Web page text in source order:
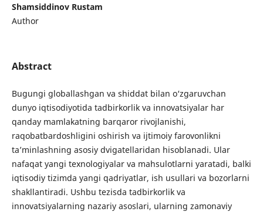
Shamsiddinov Rustam
Author
Abstract
Bugungi globallashgan va shiddat bilan o‘zgaruvchan
dunyo iqtisodiyotida tadbirkorlik va innovatsiyalar har
qanday mamlakatning barqaror rivojlanishi,
raqobatbardoshligini oshirish va ijtimoiy farovonlikni
ta’minlashning asosiy dvigatellaridan hisoblanadi. Ular
nafaqat yangi texnologiyalar va mahsulotlarni yaratadi, balki
iqtisodiy tizimda yangi qadriyatlar, ish usullari va bozorlarni
shakllantiradi. Ushbu tezisda tadbirkorlik va
innovatsiyalarning nazariy asoslari, ularning zamonaviy